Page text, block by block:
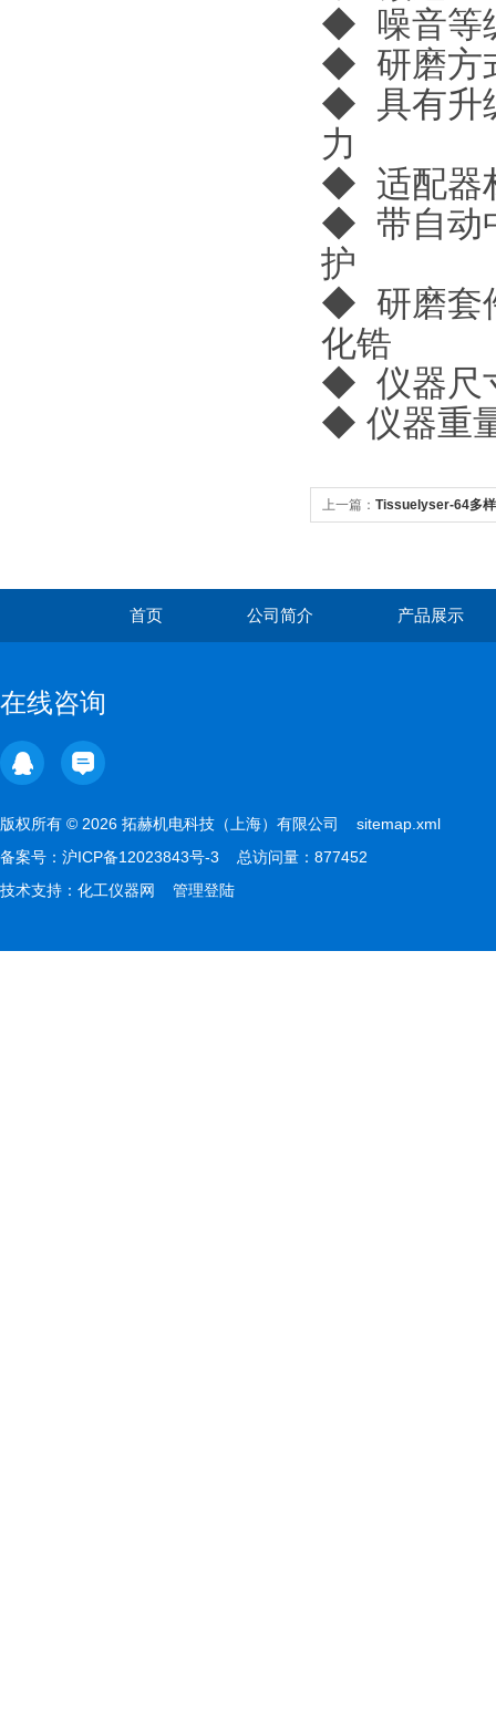
◆ 噪音等
◆ 研磨方
◆ 具有升
力
◆ 适配器
◆ 带自动
护
◆ 研磨套
化锆
◆ 仪器尺
◆ 仪器重
上一篇： Tissuelyser-64多
首页 公司简介 产品展示
在线咨询
版权所有 © 2026 拓赫机电科技（上海）有限公司 sitemap.xml
备案号： 沪ICP备12023843号-3 总访问量：877452
技术支持： 化工仪器网 管理登陆